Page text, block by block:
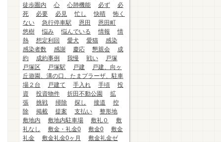
徒歩圏内
心 心肺機能 必ず
必
死
必要 必見 忙し 快晴
怖く
ない
急行停車駅 恩田
恩田町
悠樹
悩み 悩んでいる 情報
情
熱
想定利回 愛犬 愛猫
感染
感染者数
感謝 慶応 懇親会
成
約
成約事例 我慢 戦い
戸塚
戸塚区
戸塚駅 戸建
戸建、向ヶ
丘遊園、溝の口、たまプラーザ、駐車
場２台
戸建て 手入れ 手頃
投
資
投資物件 折田不動公園
拡
張
挑戦 掃除 探し 接道
控
除
掲載 提案 支払い
整形地
敷地内
敷地内駐車場 敷礼０
敷
礼なし
敷金・礼金0 敷金0
敷金
礼金
敷金礼金0ヶ月
敷金礼金ゼ